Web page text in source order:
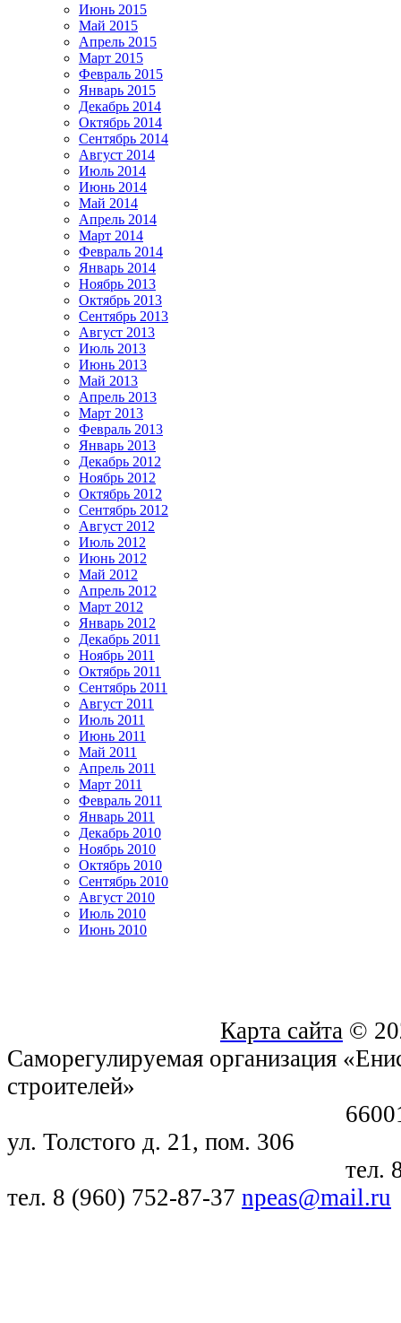
Июнь 2015
Май 2015
Апрель 2015
Март 2015
Февраль 2015
Январь 2015
Декабрь 2014
Октябрь 2014
Сентябрь 2014
Август 2014
Июль 2014
Июнь 2014
Май 2014
Апрель 2014
Март 2014
Февраль 2014
Январь 2014
Ноябрь 2013
Октябрь 2013
Сентябрь 2013
Август 2013
Июль 2013
Июнь 2013
Май 2013
Апрель 2013
Март 2013
Февраль 2013
Январь 2013
Декабрь 2012
Ноябрь 2012
Октябрь 2012
Сентябрь 2012
Август 2012
Июль 2012
Июнь 2012
Май 2012
Апрель 2012
Март 2012
Январь 2012
Декабрь 2011
Ноябрь 2011
Октябрь 2011
Сентябрь 2011
Август 2011
Июль 2011
Июнь 2011
Май 2011
Апрель 2011
Март 2011
Февраль 2011
Январь 2011
Декабрь 2010
Ноябрь 2010
Октябрь 2010
Сентябрь 2010
Август 2010
Июль 2010
Июнь 2010
Карта сайта ©
Саморегулируемая организация
строителей»
660018, г.
ул. Толстого д. 21, пом. 306
тел. 8 (391)
тел. 8 (960) 752-87-37 npeas@mail.ru